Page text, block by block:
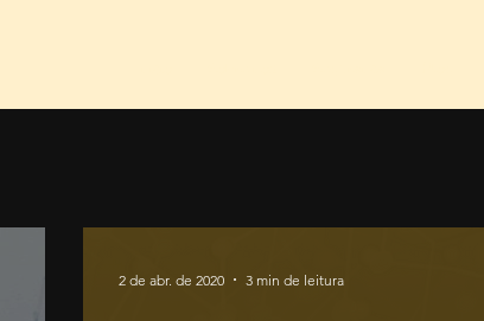
2 de abr. de 2020 3 min de leitura